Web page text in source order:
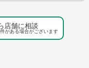
店舗に相談
がある場合がございます